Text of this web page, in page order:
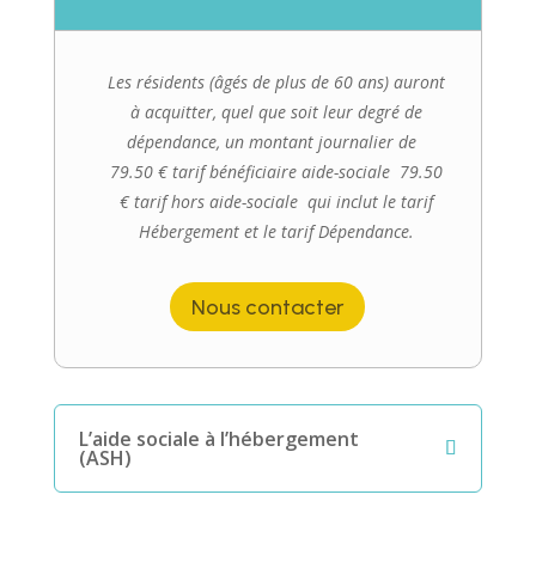
Les résidents (âgés de plus de 60 ans) auront
à acquitter, quel que soit leur degré de
dépendance, un montant journalier de
79.50 € tarif bénéficiaire aide-sociale 79.50
€ tarif hors aide-sociale qui inclut le tarif
Hébergement et le tarif Dépendance.
Nous contacter
L’aide sociale à l’hébergement
(ASH)